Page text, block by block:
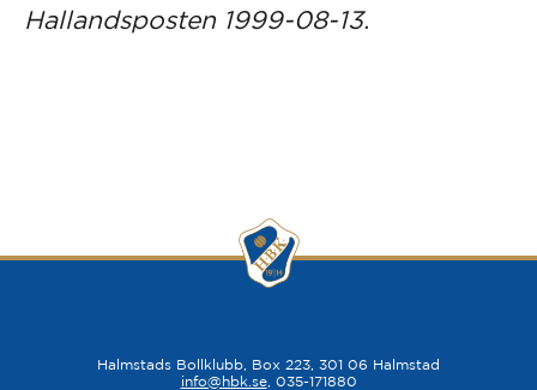
Hallandsposten 1999-08-13.
Halmstads Bollklubb, Box 223, 301 06 Halmstad
info@hbk.se, 035-171880